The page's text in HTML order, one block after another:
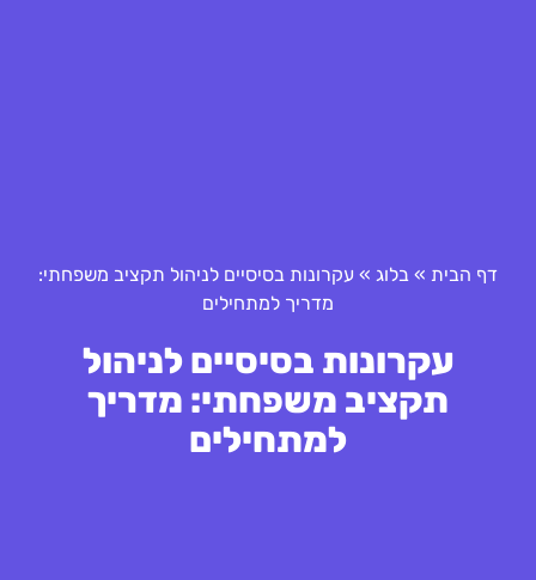
דף הבית » בלוג » עקרונות בסיסיים לניהול תקציב משפחתי:
מדריך למתחילים
עקרונות בסיסיים לניהול
תקציב משפחתי: מדריך
למתחילים